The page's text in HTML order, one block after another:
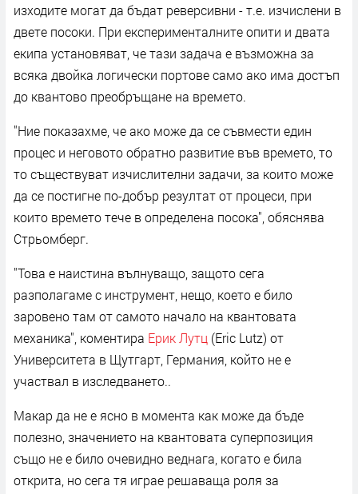
изходите могат да бъдат реверсивни - т.е. изчислени в
двете посоки. При експерименталните опити и двата
екипа установяват, че тази задача е възможна за
всяка двойка логически портове само ако има достъп
до квантово преобръщане на времето.
"Ние показахме, че ако може да се съвмести един
процес и неговото обратно развитие във времето, то
то съществуват изчислителни задачи, за които може
да се постигне по-добър резултат от процеси, при
които времето тече в определена посока", обяснява
Стрьомберг.
"Това е наистина вълнуващо, защото сега
разполагаме с инструмент, нещо, което е било
заровено там от самото начало на квантовата
механика", коментира Ерик Лутц (Eric Lutz) от
Университета в Щутгарт, Германия, който не е
участвал в изследването..
Макар да не е ясно в момента как може да бъде
полезно, значението на квантовата суперпозиция
също не е било очевидно веднага, когато е била
открита, но сега тя играе решаваща роля за